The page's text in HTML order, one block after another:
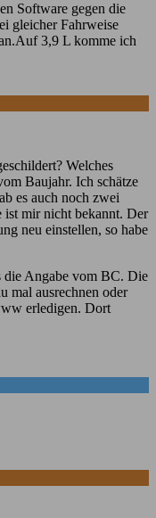
Software gegen die
gleicher Fahrweise
3,9 L komme ich
Welches
Baujahr. Ich schätze
es auch noch zwei
ist mir nicht bekannt. Der
neu einstellen, so habe
die Angabe vom BC. Die
mal ausrechnen oder
erledigen. Dort